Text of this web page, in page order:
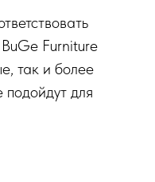
Furniture
так и более
для